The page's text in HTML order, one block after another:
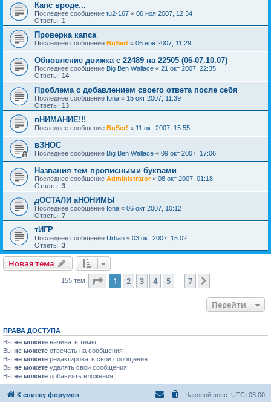
Капс вроде...
Последнее сообщение tu2-167 « 06 ноя 2007, 12:34
Ответы: 1
Проверка капса
Последнее сообщение BuSer! « 06 ноя 2007, 11:29
Обновление движка с 22489 на 22505 (06-07.10.07)
Последнее сообщение Big Ben Wallace « 21 окт 2007, 22:35
Ответы: 14
Проблема с добавлением своего ответа после себя
Последнее сообщение Iona « 15 окт 2007, 11:39
Ответы: 13
вНИМАНИЕ!!!
Последнее сообщение BuSer! « 11 окт 2007, 15:55
вЗНОС
Последнее сообщение Big Ben Wallace « 09 окт 2007, 17:06
Названия тем прописными буквами
Последнее сообщение Administrator« 08 окт 2007, 01:18
Ответы: 3
дОСТАЛИ аНОНИМЫ
Последнее сообщение Iona « 06 окт 2007, 10:12
Ответы: 7
тИГР
Последнее сообщение Urban « 03 окт 2007, 15:02
Ответы: 3
Новая тема
155 тем Страница из
1 2 3 4 5 7
Перейти
ПРАВА ДОСТУПА
Вы не можете начинать темы
Вы не можете отвечать на сообщения
Вы не можете редактировать свои сообщения
Вы не можете удалять свои сообщения
Вы не можете добавлять вложения
К списку форумов Часовой пояс: UTC+03:00